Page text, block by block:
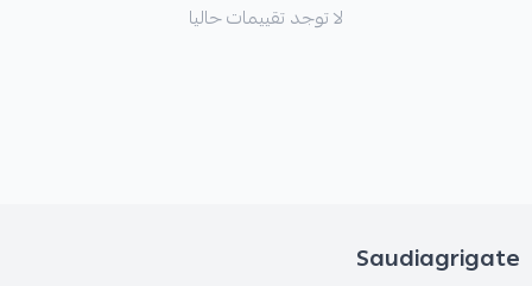
لا توجد تقييمات حاليا
Saudiagrigate